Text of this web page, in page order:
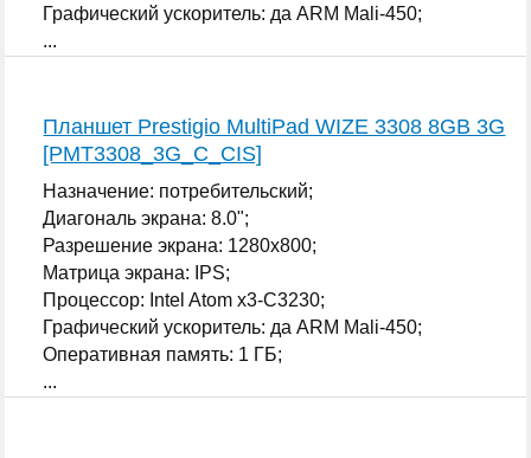
Графический ускоритель: да ARM Mali-450;
...
Планшет Prestigio MultiPad WIZE 3308 8GB 3G
[PMT3308_3G_C_CIS]
Назначение: потребительский;
Диагональ экрана: 8.0";
Разрешение экрана: 1280x800;
Матрица экрана: IPS;
Процессор: Intel Atom x3-C3230;
Графический ускоритель: да ARM Mali-450;
Оперативная память: 1 ГБ;
...